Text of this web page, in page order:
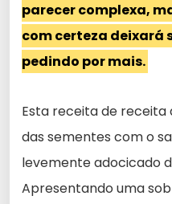
parecer complexa,
com certeza deixará
pedindo por mais.
Esta receita de receita
das sementes com o
levemente adocicado
Apresentando uma